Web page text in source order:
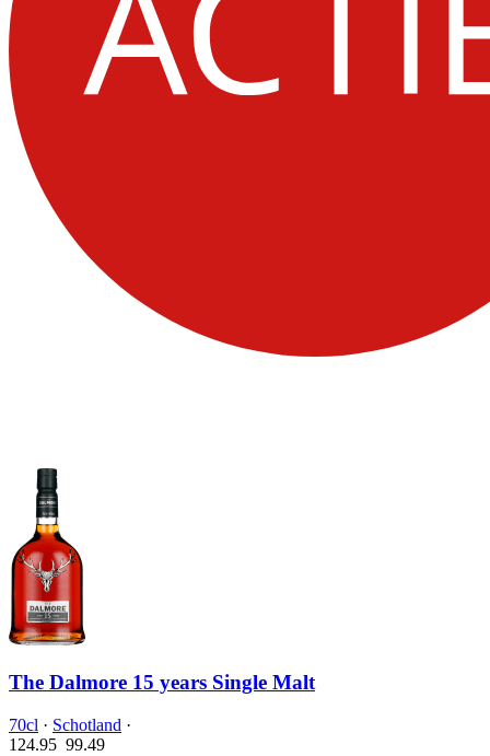
The Dalmore 15 years Single Malt
70cl · Schotland ·
124.95 99.49